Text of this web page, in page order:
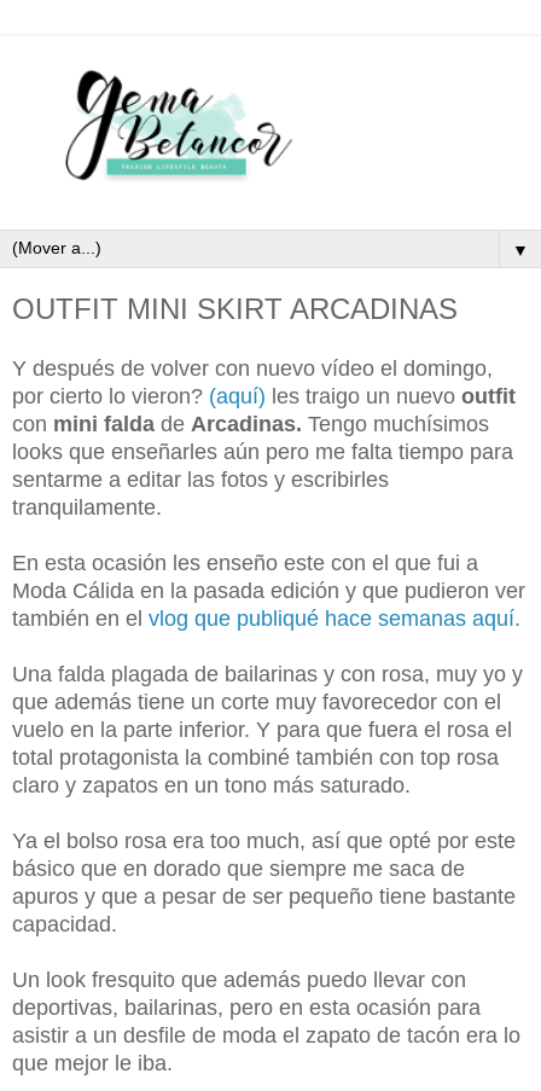
▼
OUTFIT MINI SKIRT ARCADINAS
Y después de volver con nuevo vídeo el domingo,
por cierto lo vieron? (aquí) les traigo un nuevo outfit
con mini falda de Arcadinas. Tengo muchísimos
looks que enseñarles aún pero me falta tiempo para
sentarme a editar las fotos y escribirles
tranquilamente.
En esta ocasión les enseño este con el que fui a
Moda Cálida en la pasada edición y que pudieron ver
también en el vlog que publiqué hace semanas aquí.
Una falda plagada de bailarinas y con rosa, muy yo y
que además tiene un corte muy favorecedor con el
vuelo en la parte inferior. Y para que fuera el rosa el
total protagonista la combiné también con top rosa
claro y zapatos en un tono más saturado.
Ya el bolso rosa era too much, así que opté por este
básico que en dorado que siempre me saca de
apuros y que a pesar de ser pequeño tiene bastante
capacidad.
Un look fresquito que además puedo llevar con
deportivas, bailarinas, pero en esta ocasión para
asistir a un desfile de moda el zapato de tacón era lo
que mejor le iba.